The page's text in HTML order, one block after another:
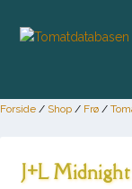
Forside / Shop / Frø /
J+L